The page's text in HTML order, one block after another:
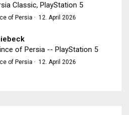
Classic, PlayStation 5
of Persia · 12. April 2026
of Persia -- PlayStation 5
of Persia · 12. April 2026